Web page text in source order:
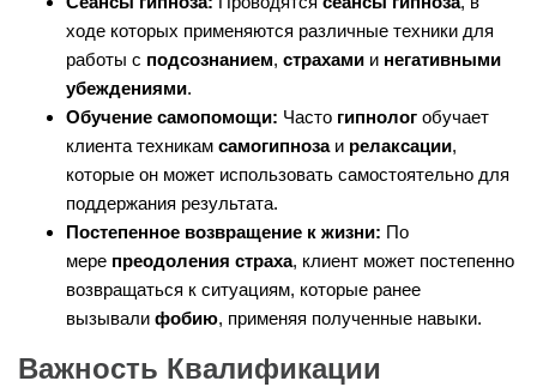
ходе которых применяются различные техники для
работы с подсознанием, страхами и негативными
убеждениями.
Обучение самопомощи: Часто гипнолог обучает
клиента техникам самогипнозаи релаксации,
которые он может использовать самостоятельно для
поддержания результата.
Постепенное возвращение к жизни: По
мере преодоления страха, клиент может постепенно
возвращаться к ситуациям, которые ранее
вызывали фобию, применяя полученные навыки.
Важность Квалификации